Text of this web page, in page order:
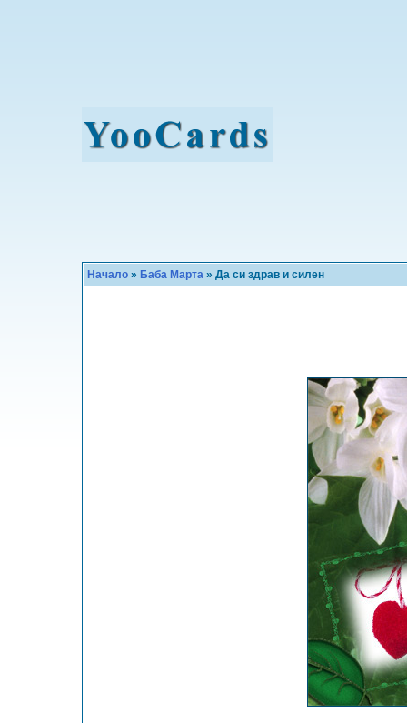
Начало » Баба Марта » Да си здрав и силен